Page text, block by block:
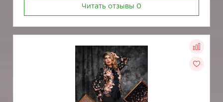
Читать отзывы 0